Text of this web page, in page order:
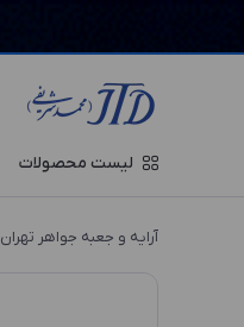
لیست محصولات
آرایه و جعبه جواهر تهران